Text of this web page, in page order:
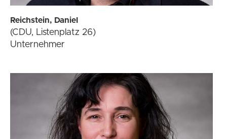
Reichstein, Daniel
(CDU, Listenplatz 26)
Unternehmer